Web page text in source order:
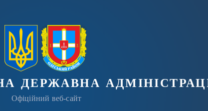
державна
Офіційний веб-сайт